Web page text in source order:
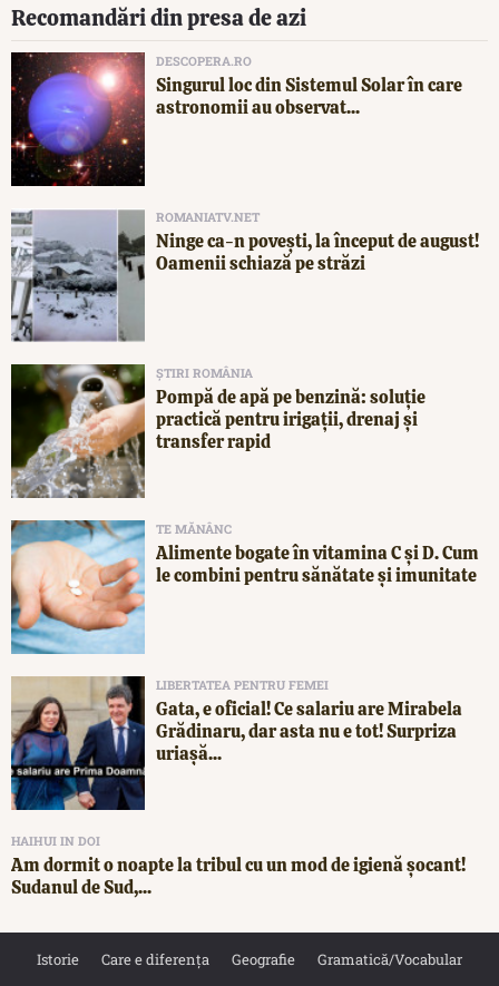
Recomandări din presa de azi
DESCOPERA.RO
Singurul loc din Sistemul Solar în care
astronomii au observat...
ROMANIATV.NET
Ninge ca-n povești, la început de august!
Oamenii schiază pe străzi
ȘTIRI ROMÂNIA
Pompă de apă pe benzină: soluție
practică pentru irigații, drenaj și
transfer rapid
TE MĂNÂNC
Alimente bogate în vitamina C și D. Cum
le combini pentru sănătate și imunitate
LIBERTATEA PENTRU FEMEI
Gata, e oficial! Ce salariu are Mirabela
Grădinaru, dar asta nu e tot! Surpriza
uriașă...
HAIHUI IN DOI
Am dormit o noapte la tribul cu un mod de igienă șocant!
Sudanul de Sud,...
Istorie Care e diferența Geografie
Gramatică/Vocabular